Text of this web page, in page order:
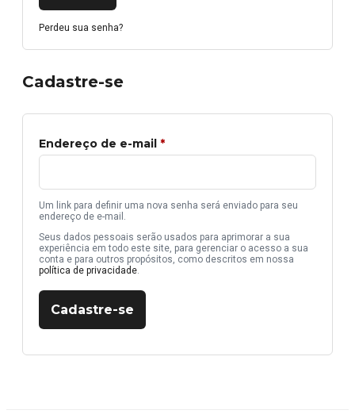
Perdeu sua senha?
Cadastre-se
Endereço de e-mail *
Um link para definir uma nova senha será enviado para seu
endereço de e-mail.
Seus dados pessoais serão usados para aprimorar a sua
experiência em todo este site, para gerenciar o acesso a sua
conta e para outros propósitos, como descritos em nossa
política de privacidade.
Cadastre-se